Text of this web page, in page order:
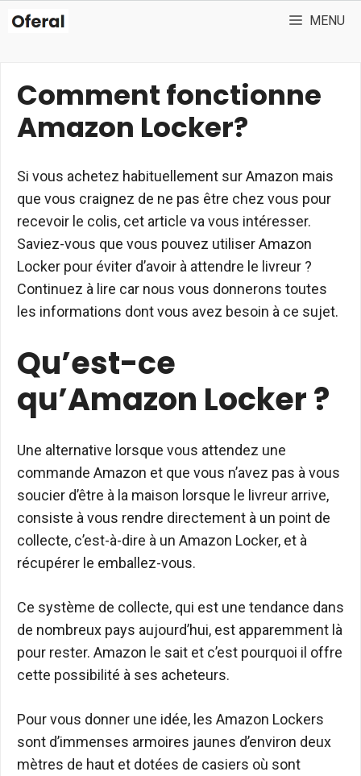
MENU
Comment fonctionne
Amazon Locker?
Si vous achetez habituellement sur Amazon mais
que vous craignez de ne pas être chez vous pour
recevoir le colis, cet article va vous intéresser.
Saviez-vous que vous pouvez utiliser Amazon
Locker pour éviter d’avoir à attendre le livreur ?
Continuez à lire car nous vous donnerons toutes
les informations dont vous avez besoin à ce sujet.
Qu’est-ce
qu’Amazon Locker ?
Une alternative lorsque vous attendez une
commande Amazon et que vous n’avez pas à vous
soucier d’être à la maison lorsque le livreur arrive,
consiste à vous rendre directement à un point de
collecte, c’est-à-dire à un Amazon Locker, et à
récupérer le emballez-vous.
Ce système de collecte, qui est une tendance dans
de nombreux pays aujourd’hui, est apparemment là
pour rester. Amazon le sait et c’est pourquoi il offre
cette possibilité à ses acheteurs.
Pour vous donner une idée, les Amazon Lockers
sont d’immenses armoires jaunes d’environ deux
mètres de haut et dotées de casiers où sont